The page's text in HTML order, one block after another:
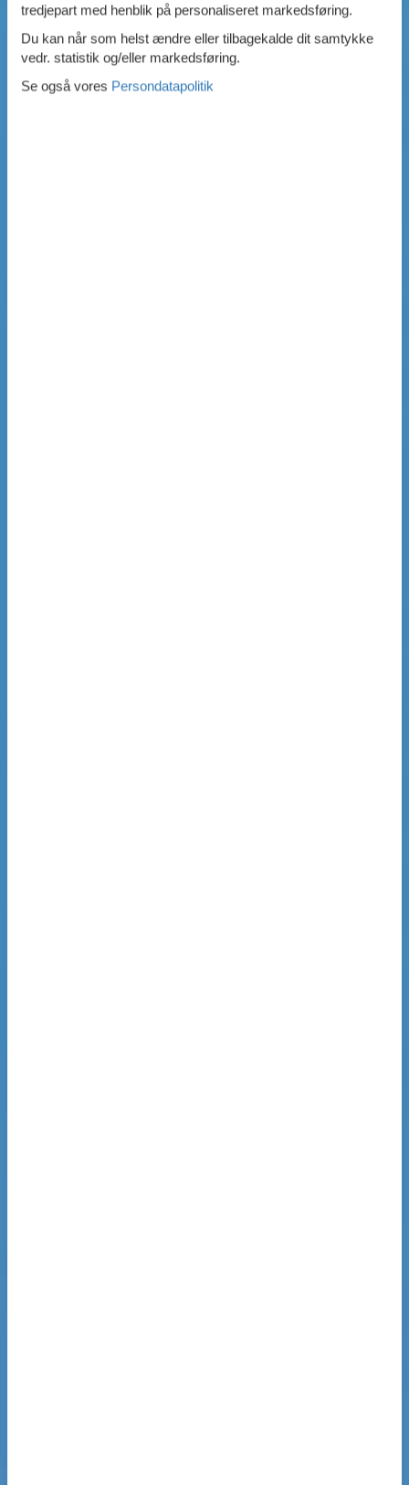
tredjepart med henblik på personaliseret markedsføring.
Du kan når som helst ændre eller tilbagekalde dit samtykke
vedr. statistik og/eller markedsføring.
Se også vores Persondatapolitik